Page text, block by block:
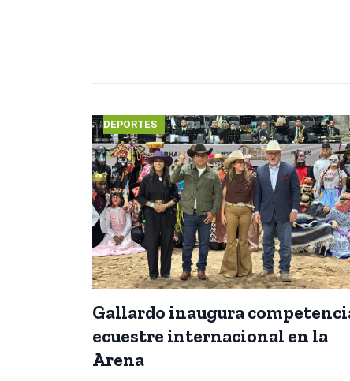
DEPORTES
Gallardo inaugura
ecuestre internacional en la
Arena